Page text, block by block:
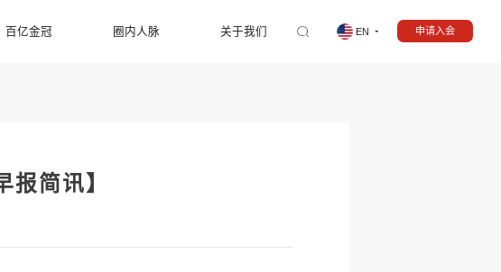
申请入会
EN
百亿金冠 圈内人脉 关于我们
简讯】